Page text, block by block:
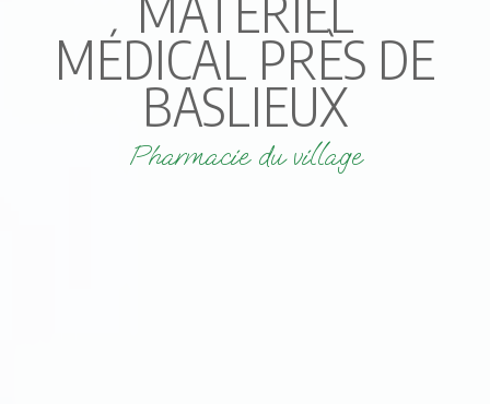
MÉDICAL PRÈS DE
BASLIEUX
Pharmacie du village